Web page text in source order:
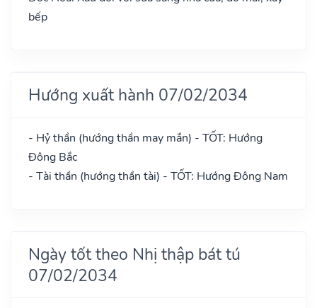
bếp
Hướng xuất hành 07/02/2034
- Hỷ thần (hướng thần may mắn) - TỐT: Hướng
Đông Bắc
- Tài thần (hướng thần tài) - TỐT: Hướng Đông Nam
Ngày tốt theo Nhị thập bát tú
07/02/2034